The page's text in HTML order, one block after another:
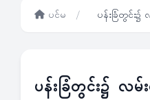
ပင်မ / ပန်းခြံတွင်း၌
ပန်းခြံတွင်း၌ လမ်